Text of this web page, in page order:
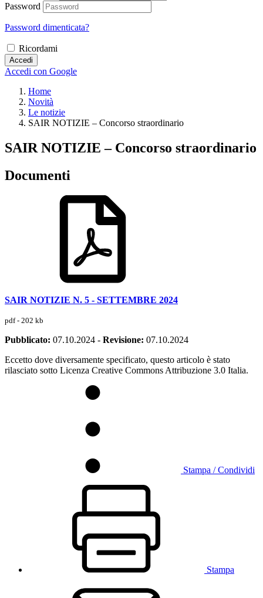
Password
Password dimenticata?
Ricordami
Accedi
Accedi con Google
Home
Novità
Le notizie
SAIR NOTIZIE – Concorso straordinario
SAIR NOTIZIE – Concorso straordinario
Documenti
SAIR NOTIZIE N. 5 - SETTEMBRE 2024
pdf - 202 kb
Pubblicato: 07.10.2024 - Revisione: 07.10.2024
Eccetto dove diversamente specificato, questo articolo è stato
rilasciato sotto Licenza Creative Commons Attribuzione 3.0 Italia.
Stampa / Condividi
Stampa